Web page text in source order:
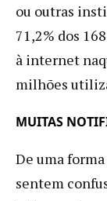
ou outras
71,2% dos
à internet
milhões
MUITAS
De uma
sentem